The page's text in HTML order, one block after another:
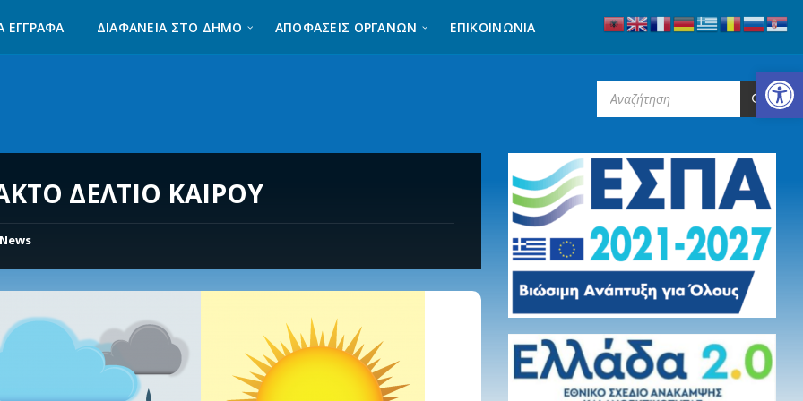
Ανοίξτε τη γραμμή εργαλείων
ΈΓΓΡΑΦΑ ΔΙΑΦΆΝΕΙΑ ΣΤΟ ΔΉΜΟ ΑΠΟΦΑΣΕΙΣ ΟΡΓΑΝΩΝ ΕΠΙΚΟΙΝΩΝΊΑ
ΔΕΛΤΙΟ ΚΑΙΡΟΥ
News